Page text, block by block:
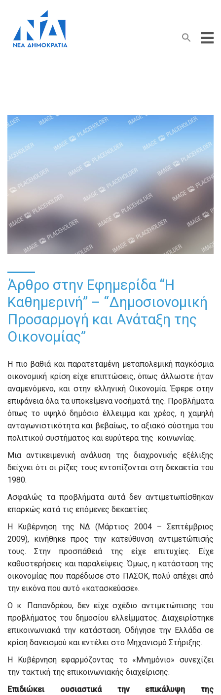
Search
for:
Search Button
Άρθρο στην Εφημερίδα “Η
Καθημερινή” – “Δημοσιονομική
Προσαρμογή και Ανάταξη της
Οικονομίας”
Η πιο βαθιά και παρατεταμένη μεταπολεμική παγκόσμια
οικονομική κρίση είχε επιπτώσεις, όπως άλλωστε ήταν
αναμενόμενο, και στην ελληνική Οικονομία. Έφερε στην
επιφάνεια όλα τα υποκείμενα νοσήματά της. Προβλήματα
όπως το υψηλό δημόσιο έλλειμμα και χρέος, η χαμηλή
ανταγωνιστικότητα και βεβαίως, το αξιακό σύστημα του
πολιτικού συστήματος και ευρύτερα της κοινωνίας.
Μια αντικειμενική ανάλυση της διαχρονικής εξέλιξης
δείχνει ότι οι ρίζες τους εντοπίζονται στη δεκαετία του
1980.
Ασφαλώς τα προβλήματα αυτά δεν αντιμετωπίσθηκαν
επαρκώς κατά τις επόμενες δεκαετίες.
Η Κυβέρνηση της ΝΔ (Μάρτιος 2004 – Σεπτέμβριος
2009), κινήθηκε προς την κατεύθυνση αντιμετώπισής
τους. Στην προσπάθειά της είχε επιτυχίες. Είχε
καθυστερήσεις και παραλείψεις. Όμως, η κατάσταση της
οικονομίας που παρέδωσε στο ΠΑΣΟΚ, πολύ απέχει από
την εικόνα που αυτό «κατασκεύασε».
Ο κ. Παπανδρέου, δεν είχε σχέδιο αντιμετώπισης του
προβλήματος του δημοσίου ελλείμματος. Διαχειρίστηκε
επικοινωνιακά την κατάσταση. Οδήγησε την Ελλάδα σε
κρίση δανεισμού και εντέλει στο Μηχανισμό Στήριξης.
Η Κυβέρνηση εφαρμόζοντας το «Μνημόνιο» συνεχίζει
την τακτική της επικοινωνιακής διαχείρισης.
Επιδιώκει ουσιαστικά την επικάλυψη της